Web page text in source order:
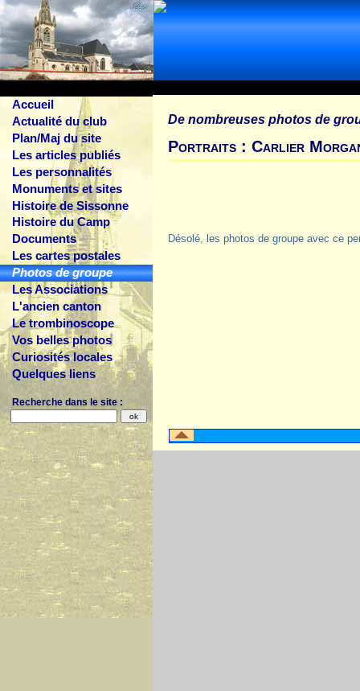
Accueil
Actualité du club
Plan/Maj du site
Les articles publiés
Les personnalités
Monuments et sites
Histoire de Sissonne
Histoire du Camp
Documents
Les cartes postales
Photos de groupe
Les Associations
L'ancien canton
Le trombinoscope
Vos belles photos
Curiosités locales
Quelques liens
Recherche dans le site :
De nombreuses photos de
Portraits : Carlier
Désolé, les photos de groupe avec ce